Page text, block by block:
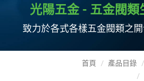
光陽五金 - 五金閥類
致力於各式各樣五金閥類之
首頁 產品目錄